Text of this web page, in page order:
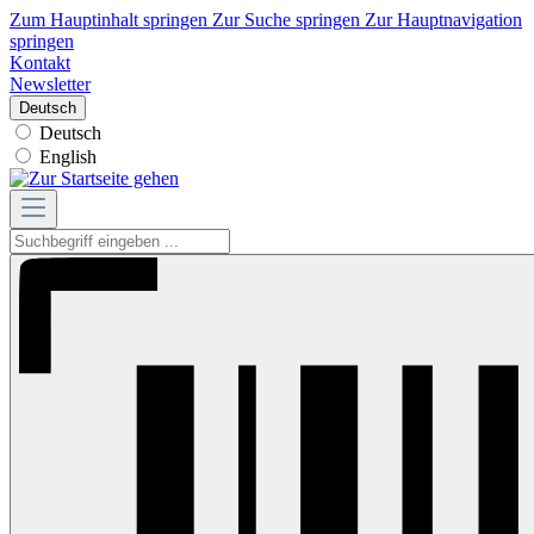
Zum Hauptinhalt springen Zur Suche springen Zur Hauptnavigation
springen
Kontakt
Newsletter
Deutsch
Deutsch
English